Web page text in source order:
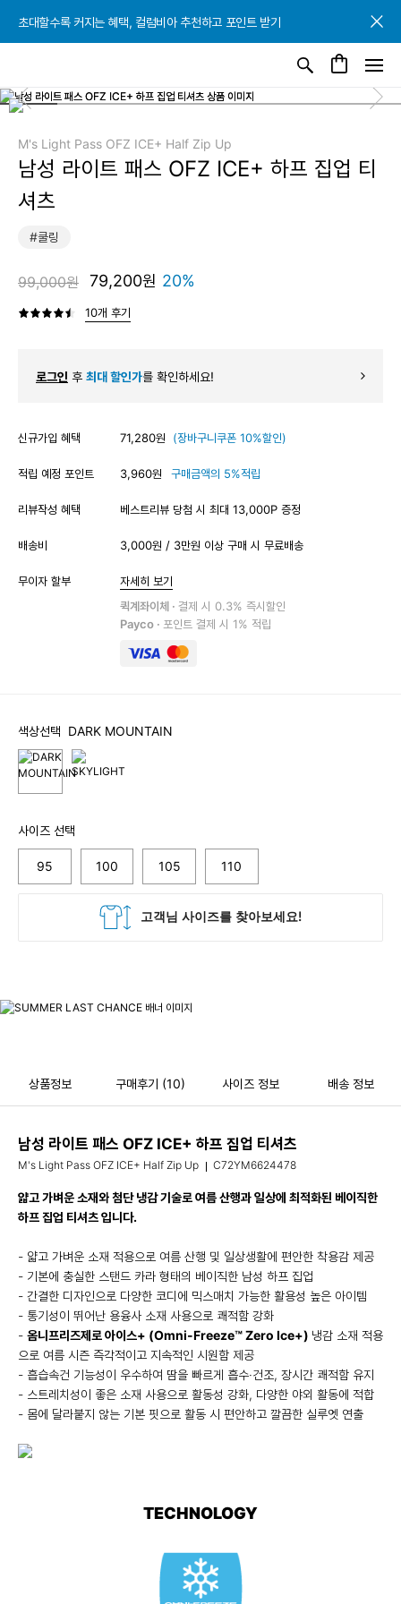
초대할수록 커지는 혜택, 컬럼비아 추천하고 포인트 받기
초대할수록 커지는 혜택, 컬럼비아 추천하고 포인트 받기
초대할수록 커지는 혜택, 컬럼비아 추천하고 포인트 받기
M's Light Pass OFZ ICE+ Half Zip Up
남성 라이트 패스 OFZ ICE+ 하프 집업 티
셔츠
#쿨링
99,000원 79,200원 20%
10개 후기
로그인 후 최대 할인가를 확인하세요!
신규가입 혜택 71,280원 (장바구니쿠폰 10%할인)
적립 예정 포인트 3,960원 구매금액의 5%적립
리뷰작성 혜택 베스트리뷰 당첨 시 최대 13,000P 증정
배송비 3,000원 / 3만원 이상 구매 시 무료배송
무이자 할부
자세히 보기
퀵계좌이체 · 결제 시 0.3% 즉시할인
Payco · 포인트 결제 시 1% 적립
색상선택 DARK MOUNTAIN
사이즈 선택
95 100 105 110
상품정보 구매후기 (10) 사이즈 정보 배송 정보
남성 라이트 패스 OFZ ICE+ 하프 집업 티셔츠
M's Light Pass OFZ ICE+ Half Zip Up C72YM6624478
얇고 가벼운 소재와 첨단 냉감 기술로 여름 산행과 일상에 최적화된 베이직한
하프 집업 티셔츠 입니다.
- 얇고 가벼운 소재 적용으로 여름 산행 및 일상생활에 편안한 착용감 제공
- 기본에 충실한 스탠드 카라 형태의 베이직한 남성 하프 집업
- 간결한 디자인으로 다양한 코디에 믹스매치 가능한 활용성 높은 아이템
- 통기성이 뛰어난 용융사 소재 사용으로 쾌적함 강화
- 옴니프리즈제로 아이스+ (Omni-Freeze™ Zero Ice+) 냉감 소재 적용
으로 여름 시즌 즉각적이고 지속적인 시원함 제공
- 흡습속건 기능성이 우수하여 땀을 빠르게 흡수·건조, 장시간 쾌적함 유지
- 스트레치성이 좋은 소재 사용으로 활동성 강화, 다양한 야외 활동에 적합
- 몸에 달라붙지 않는 기본 핏으로 활동 시 편안하고 깔끔한 실루엣 연출
TECHNOLOGY